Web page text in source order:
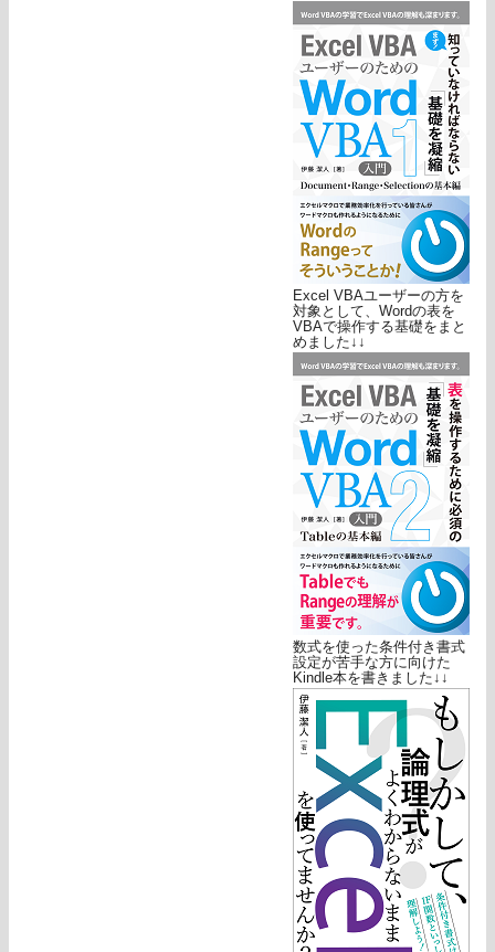
Excel VBAユーザーの方を
対象として、Wordの表を
VBAで操作する基礎をまと
めました↓↓
数式を使った条件付き書式
設定が苦手な方に向けた
Kindle本を書きました↓↓